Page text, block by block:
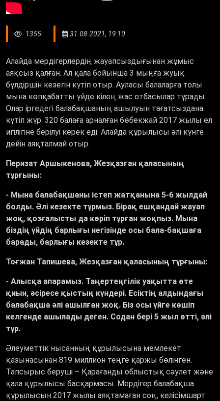
1355 31.08.2021, 19:10
Алайда мердігерлердің жауапсыздығынан жұмыс
аяқсыз қалған. Ал қала бойынша 3 мыңға жуық
бүлдіршін кезегін күтіп отыр. Ауласы балаларға толы
мына көпқабатты үйде кілең жас отбасылар тұрады.
Олар іргедегі балабақшаның ашылуын тағатсыздана
күтіп жүр. 320 балаға арналған бөбекжай 2017 жылы ел
игілігіне берілуі керек еді. Алайда құрылысы әлі күнге
дейін аяқталмай отыр.
Перизат Аршыкенова, Жезқазған қаласының
тұрғыны:
- Мына балабақшаны істеп жатқанына 5-6 жылдай
болды. Әлі кезекте тұрмыз. Бірақ ешқандай жауап
жоқ, қозғалысты да көріп тұрған жоқпыз. Мына
біздің үйдің барлығы негізінде осы бала-бақшаға
барады, барлығы кезекте тұр.
Тоғжан Тапишева, Жезқазған қаласының тұрғыны:
- Алысқа апарамыз. Таңертеңгілік уақытта өте
қиын, әсіресе қыстың күндері. Есіктің алдындағы
балабақша әлі ашылған жоқ. Біз осы үйге көшіп
келгенде ашылады деген. Содан бері 5 жыл өтті, әлі
тұр.
Әлеуметтік нысанның құрылысына мемлекет
қазынасынан 819 миллион теңге қаржы бөлінген.
Тапсырыс беруші ­– Қарағанды облыстық сәулет және
қала құрылысы басқармасы. Мердігер балабақша
құрылысын 2017 жылы аяқтамаған соң, келісімшарт